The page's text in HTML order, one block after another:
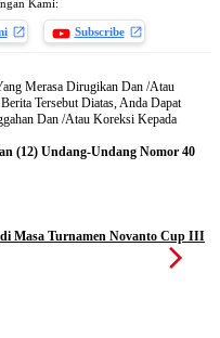
Kami:
Subscribe
Merasa Dirugikan Dan /Atau
Tersebut Diatas, Anda Dapat
Dan /Atau Koreksi Kepada
(12) Undang-Undang Nomor 40
Masa Turnamen Novanto Cup III